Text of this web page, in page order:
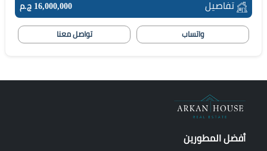
تفاصيل 16,000,000 ج.م
واتساب تواصل معنا
أفضل المطورين